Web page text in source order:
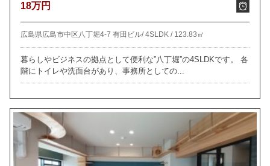
18万円
広島県広島市中区八丁堀4-7 有田ビル/4SLDK / 123.83㎡
暮らしやビジネスの拠点として便利な”八丁堀”の4SLDKです。 各
階にトイレや洗面台があり、事務所としての...